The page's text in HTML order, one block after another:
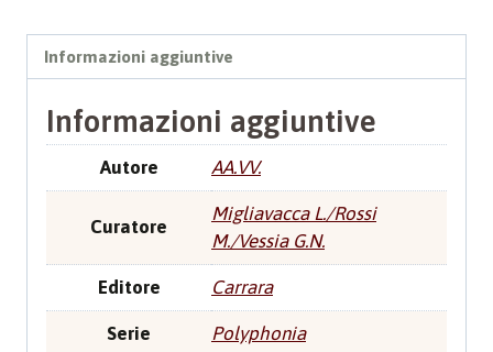
Informazioni aggiuntive
Informazioni aggiuntive
Autore AA.VV.
Curatore
Migliavacca L./Rossi
M./Vessia G.N.
Editore Carrara
Serie Polyphonia